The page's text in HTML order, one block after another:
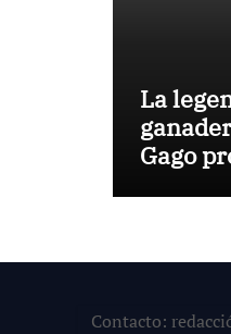
La
Gago
Contacto: